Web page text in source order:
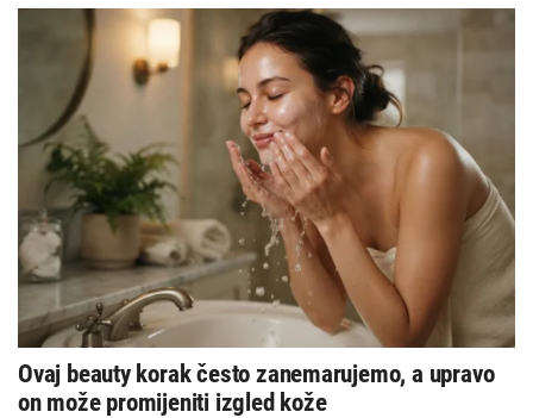
Ovaj beauty korak često zanemarujemo, a upravo
on može promijeniti izgled kože